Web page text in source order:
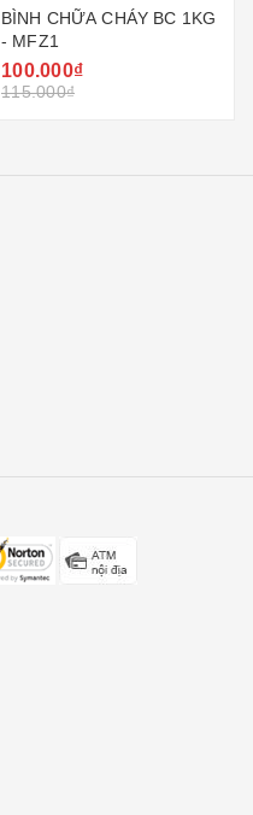
BÌNH CHỮA CHÁY BC 2KG
MFZ2
120.000₫
135.000₫